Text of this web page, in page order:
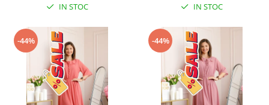
IN STOC IN STOC
-44% -44%